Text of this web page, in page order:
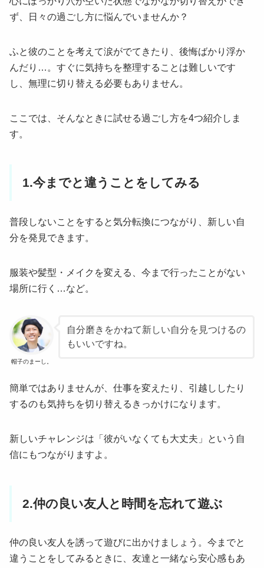
ず、日々の過ごし方に悩んでいませんか？
ふと彼のことを考えて涙がでてきたり、後悔ばかり浮か
んだり…。すぐに気持ちを整理することは難しいです
し、無理に切り替える必要もありません。
ここでは、そんなときに試せる過ごし方を4つ紹介しま
す。
1.今までと違うことをしてみる
普段しないことをすると気分転換につながり、新しい自
分を発見できます。
服装や髪型・メイクを変える、今まで行ったことがない
場所に行く…など。
帽子のまーし。
自分磨きをかねて新しい自分を見つけるの
もいいですね。
簡単ではありませんが、仕事を変えたり、引越ししたり
するのも気持ちを切り替えるきっかけになります。
新しいチャレンジは「彼がいなくても大丈夫」という自
信にもつながりますよ。
2.仲の良い友人と時間を忘れて遊ぶ
仲の良い友人を誘って遊びに出かけましょう。今までと
違うことをしてみるときに、友達と一緒なら安心感もあ